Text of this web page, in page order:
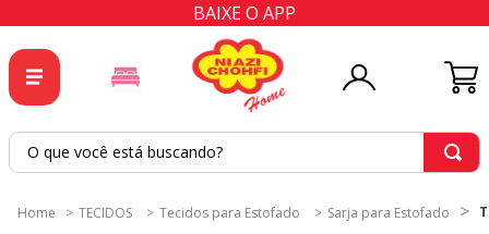
BAIXE O APP
O que você está buscando?
TECIDOS Tecidos para Estofado Sarja para Estofado